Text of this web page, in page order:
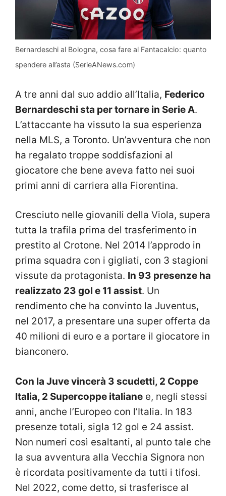
Bernardeschi al Bologna, cosa fare al Fantacalcio: quanto
spendere all’asta (SerieANews.com)
A tre anni dal suo addio all’Italia, Federico
Bernardeschi sta per tornare in Serie A.
L’attaccante ha vissuto la sua esperienza
nella MLS, a Toronto. Un’avventura che non
ha regalato troppe soddisfazioni al
giocatore che bene aveva fatto nei suoi
primi anni di carriera alla Fiorentina.
Cresciuto nelle giovanili della Viola, supera
tutta la trafila prima del trasferimento in
prestito al Crotone. Nel 2014 l’approdo in
prima squadra con i gigliati, con 3 stagioni
vissute da protagonista. In 93 presenze ha
realizzato 23 gol e 11 assist. Un
rendimento che ha convinto la Juventus,
nel 2017, a presentare una super offerta da
40 milioni di euro e a portare il giocatore in
bianconero.
Con la Juve vincerà 3 scudetti, 2 Coppe
Italia, 2 Supercoppe italiane e, negli stessi
anni, anche l’Europeo con l’Italia. In 183
presenze totali, sigla 12 gol e 24 assist.
Non numeri così esaltanti, al punto tale che
la sua avventura alla Vecchia Signora non
è ricordata positivamente da tutti i tifosi.
Nel 2022, come detto, si trasferisce al